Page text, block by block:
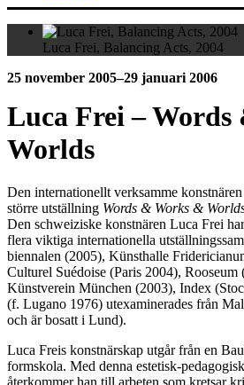
Luca Frei, Balancing Acts, 2004
25 november 2005–29 januari 2006
Luca Frei –
Worlds
Den internationellt verksamme
större utställning Words & Works &
Den schweiziske konstnären Luca Frei
flera viktiga internationella
biennalen (2005), Künsthalle
Culturel Suédoise (Paris 2004),
Künstverein München (2003), Index
(f. Lugano 1976) utexaminerades från
och är bosatt i Lund).
Luca Freis konstnärskap utgår från en
formskola. Med denna estetisk-